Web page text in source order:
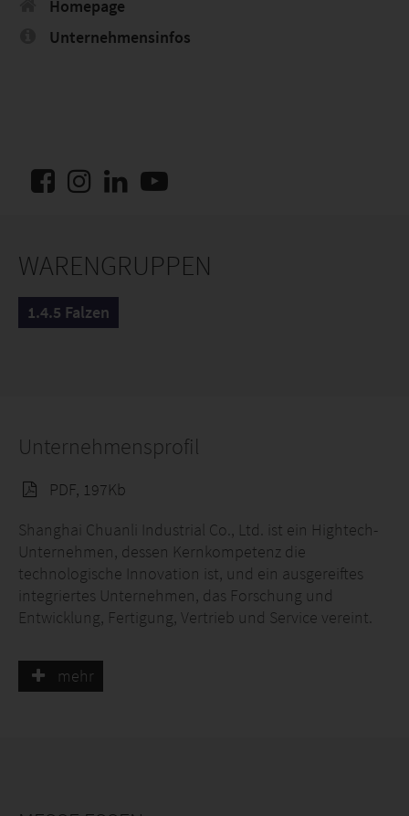
Homepage
Unternehmensinfos
WARENGRUPPEN
1.4.5 Falzen
Unternehmensprofil
PDF, 197Kb
Shanghai Chuanli Industrial Co., Ltd. ist ein Hightech-
Unternehmen, dessen Kernkompetenz die
technologische Innovation ist, und ein ausgereiftes
integriertes Unternehmen, das Forschung und
Entwicklung, Fertigung, Vertrieb und Service vereint.
Das Unternehmen hat seinen Hauptsitz in der
internationalen Metropole Shanghai und erstreckt sich
Markenwert gestärkt. Die Maschinen werden in
mehr